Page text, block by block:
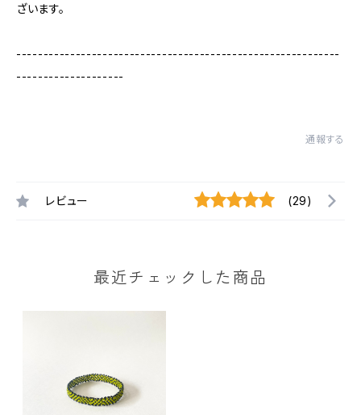
ざいます。
------------------------------------------------------------
--------------------
通報する
レビュー (29)
最近チェックした商品